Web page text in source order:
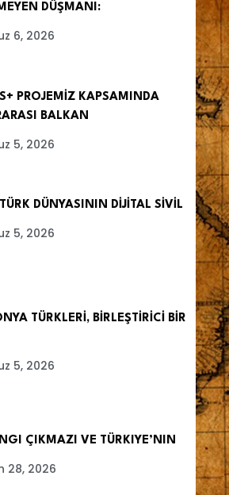
DÜŞMANI:
6, 2026
PROJEMİZ KAPSAMINDA
BALKAN
5, 2026
DÜNYASININ DİJİTAL SİVİL
5, 2026
TÜRKLERİ, BİRLEŞTİRİCİ BİR
5, 2026
ÇIKMAZI VE TÜRKIYE’NIN
28, 2026